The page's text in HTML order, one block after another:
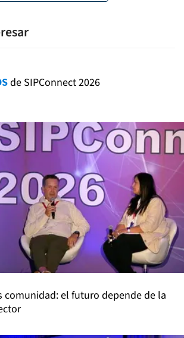
de SIPConnect 2026
comunidad: el futuro depende de la